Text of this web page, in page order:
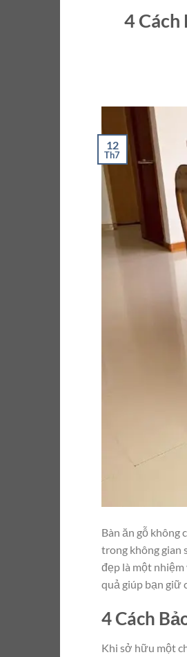
4 Cách
12
Th7
Bàn ăn gỗ không
trong không gian
đẹp là một nhiệm
quả giúp bạn giữ
4 Cách
Khi sở hữu một